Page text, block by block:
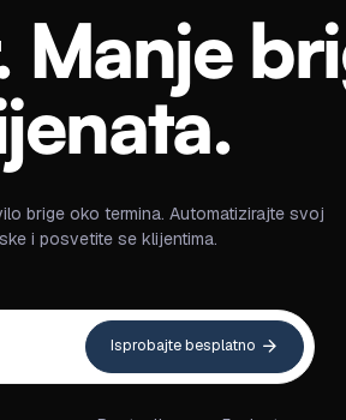
Manje
brige oko termina. Automatizirajte svoj
i posvetite se klijentima.
Isprobajte besplatno